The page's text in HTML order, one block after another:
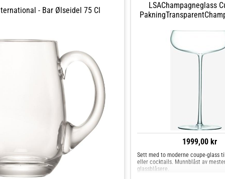
- Bar Ølseidel 75 Cl
LSAChampagneglass
1999,00 kr
Sett med to moderne coupe-glass
eller cocktails. Munnblåst av
glassblåsere.